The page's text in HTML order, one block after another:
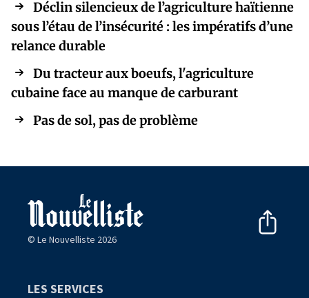
Déclin silencieux de l’agriculture haïtienne
sous l’étau de l’insécurité : les impératifs d’une
relance durable
Du tracteur aux boeufs, l'agriculture
cubaine face au manque de carburant
Pas de sol, pas de problème
© Le Nouvelliste 2026
LES SERVICES